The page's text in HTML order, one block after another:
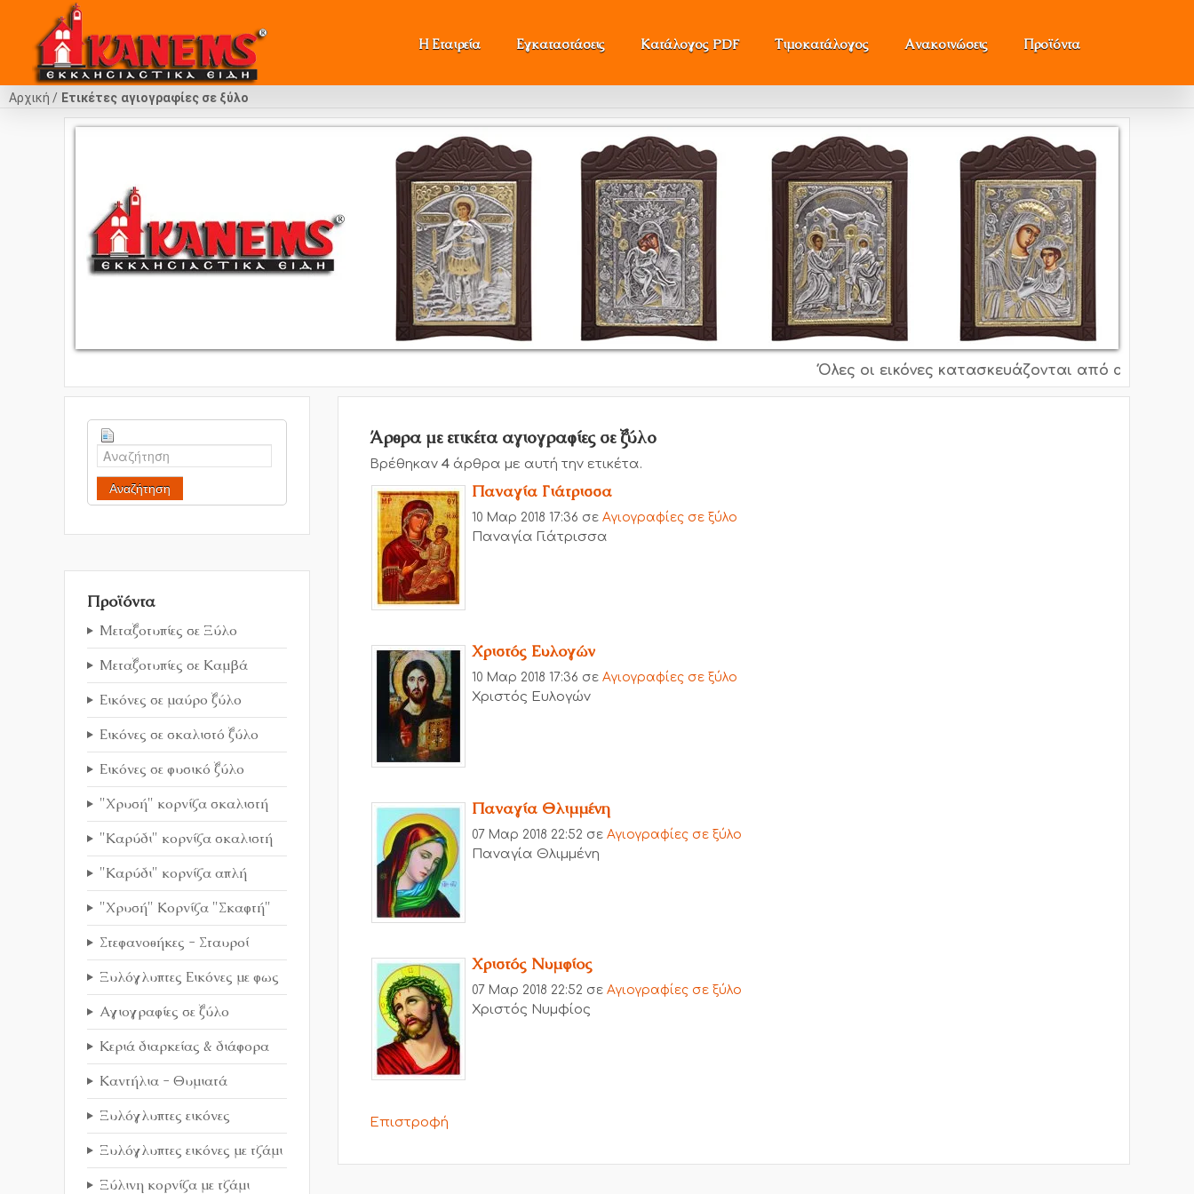
Η Εταιρεία Εγκαταστάσεις Κατάλογος PDF Τιμοκατάλογος Ανακοινώσεις Προϊόντα
Αρχική Ετικέτες αγιογραφίες σε ξύλο
Όλες οι εικόνες κατασκευάζονται από ασήμι 995o,
Αναζήτηση
Προϊόντα
Μεταξοτυπίες σε Ξύλο
Μεταξοτυπίες σε Καμβά
Εικόνες σε μαύρο ξύλο
Εικόνες σε σκαλιστό ξύλο
Εικόνες σε φυσικό ξύλο
"Χρυσή" κορνίζα σκαλιστή
"Καρύδι" κορνίζα σκαλιστή
"Καρύδι" κορνίζα απλή
"Χρυσή" Κορνίζα "Σκαφτή"
Στεφανοθήκες - Σταυροί
Ξυλόγλυπτες Εικόνες με φως
Αγιογραφίες σε ξύλο
Κεριά διαρκείας & διάφορα
Καντήλια - Θυμιατά
Ξυλόγλυπτες εικόνες
Ξυλόγλυπτες εικόνες με τζάμι
Ξύλινη κορνίζα με τζάμι
Άρθρα με ετικέτα αγιογραφίες σε ξύλο
Βρέθηκαν 4άρθρα με αυτή την ετικέτα.
Παναγία Γιάτρισσα
10 Μαρ 2018 17:36 σε Αγιογραφίες σε ξύλο
Παναγία Γιάτρισσα
Χριστός Ευλογών
10 Μαρ 2018 17:36 σε Αγιογραφίες σε ξύλο
Χριστός Ευλογών
Παναγία Θλιμμένη
07 Μαρ 2018 22:52 σε Αγιογραφίες σε ξύλο
Παναγία Θλιμμένη
Χριστός Νυμφίος
07 Μαρ 2018 22:52 σε Αγιογραφίες σε ξύλο
Χριστός Νυμφίος
Επιστροφή